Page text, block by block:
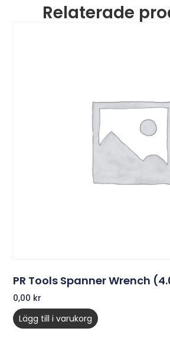
Relaterade
PR Tools Spanner Wrench
0,00 kr
Lägg till i varukorg